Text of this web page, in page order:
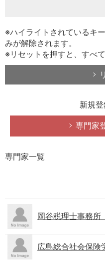
※ハイライトされているキ
みが解除されます。
※リセットを押すと、すべ
新規
専門家
専門家一覧
岡谷税理士事務所
広島総合社会保険